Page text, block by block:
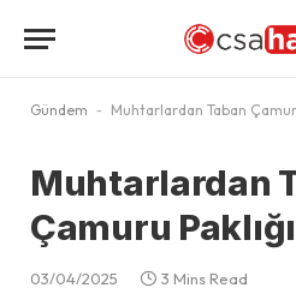
Gündem - Muhtarlardan Taban
Muhtarlardan
Çamuru
03/04/2025 3 Mins Read